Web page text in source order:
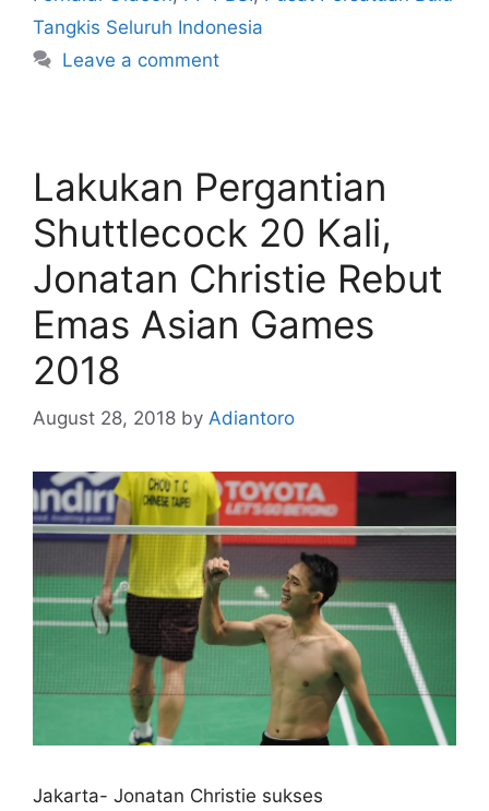
Tangkis Seluruh Indonesia
Leave a comment
Lakukan Pergantian
Shuttlecock 20 Kali,
Jonatan Christie Rebut
Emas Asian Games
2018
August 28, 2018 by Adiantoro
Jakarta- Jonatan Christie sukses